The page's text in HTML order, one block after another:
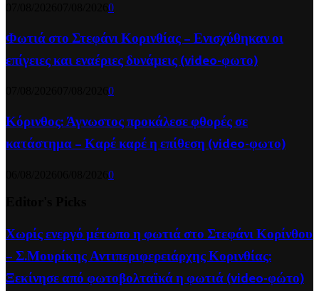
0
Φωτιά στο Στεφάνι Κορινθίας – Ενισχύθηκαν οι
επίγειες και εναέριες δυνάμεις (video-φωτο)
0
Κόρινθος: Άγνωστος προκάλεσε φθορές σε
κατάστημα – Καρέ καρέ η επίθεση (video-φωτο)
0
Χωρίς ενεργό μέτωπο η φωτιά στο Στεφάνι Κορίνθου
– Σ.Μουρίκης Αντιπεριφερειάρχης Κορινθίας:
Ξεκίνησε από φωτοβολταϊκά η φωτιά (video-φώτο)